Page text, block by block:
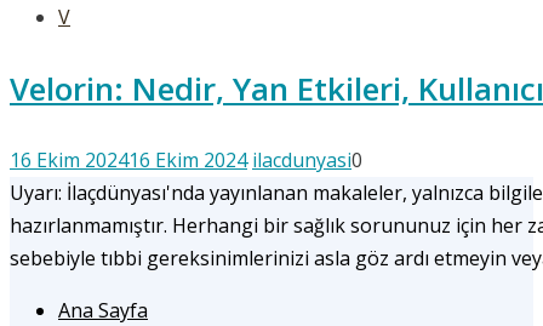
V
Velorin: Nedir, Yan Etkileri,
16 Ekim 202416 Ekim 2024 ilacdunyasi0
Uyarı: İlaçdünyası'nda yayınlanan makaleler, yalnızca
hazırlanmamıştır. Herhangi bir sağlık sorununuz için her
sebebiyle tıbbi gereksinimlerinizi asla göz ardı etmeyin
Ana Sayfa